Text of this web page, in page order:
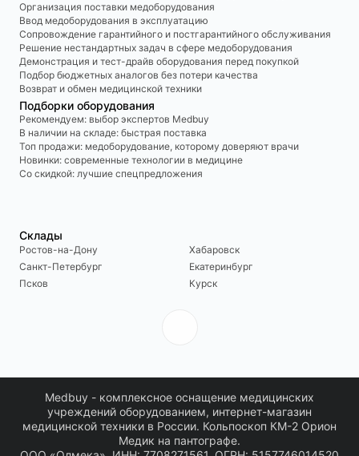
Организация поставки медоборудования
Ввод медоборудования в эксплуатацию
Сопровождение гарантийного и постгарантийного обслуживания
Решение нестандартных задач в сфере медоборудования
Демонстрация и тест-драйв оборудования перед покупкой
Подбор бюджетных аналогов без потери качества
Возврат и обмен медицинской техники
Подборки оборудования
Рекомендуем: выбор экспертов Medbuy
В наличии на складе: быстрая поставка
Топ продажи: медоборудование, которому доверяют врачи
Новинки: современные технологии в медицине
Со скидкой: лучшие спецпредложения
Склады
Ростов-на-Дону
Санкт-Петербург
Псков
Хабаровск
Екатеринбург
Курск
Medbuy - комплексное оснащение медицинских
учреждений оборудованием, интернет-магазин
медицинской техники в России. Кольпоскоп КМ-2 Орион
Медик на пантографе.